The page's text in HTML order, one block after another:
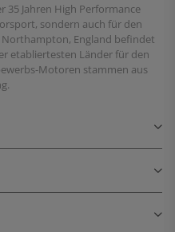
35 Jahren High Performance
sondern auch für den
England befindet
etabliertesten Länder für den
Motoren stammen aus